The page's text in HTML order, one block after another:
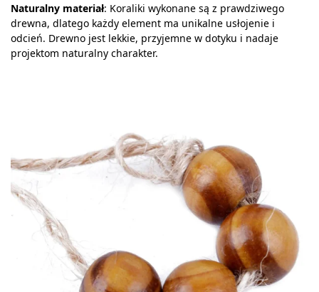
Naturalny materiał: Koraliki wykonane są z prawdziwego
drewna, dlatego każdy element ma unikalne usłojenie i
odcień. Drewno jest lekkie, przyjemne w dotyku i nadaje
projektom naturalny charakter.